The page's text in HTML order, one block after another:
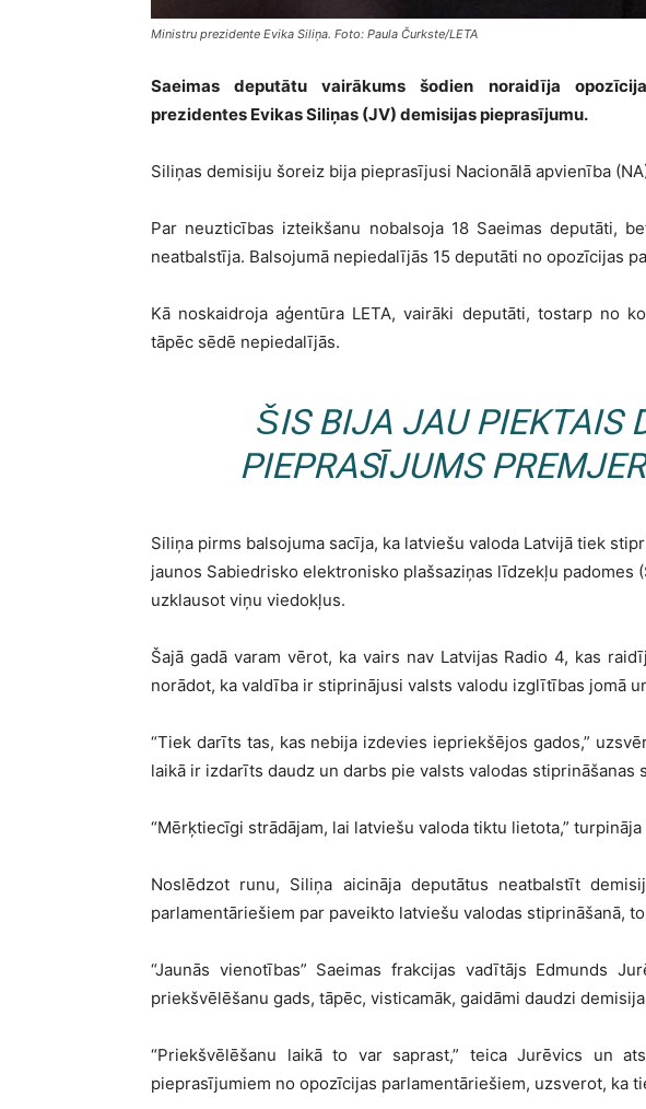
Ministru prezidente Evika Siliņa. Foto: Paula Čurkste/LETA
Saeimas deputātu vair­ākums šodien noraidīja
prezidentes Evikas Siliņas (JV) demisijas pieprasījumu.
Siliņas demisiju šoreiz bija pieprasījusi Nacionālā apvienība
Par neuzticības izteikšanu nobalsoja 18 Saeimas deputāti,
neatbalstīja. Balsojumā nepiedalījās 15 deputāti no opozīcijas
Kā noskaidroja aģentūra LETA, vairāki deputāti, tostarp no
tāpēc sēdē nepiedalījās.
ŠIS BIJA JAU PIEKTAIS
PIEPRASĪJUMS
Siliņa pirms balsojuma sacīja, ka latviešu valoda Latvijā tiek
jaunos Sabiedrisko elektronisko plašsaziņas līdzekļu padomes
uzklausot viņu viedokļus.
Šajā gadā varam vērot, ka vairs nav Latvijas Radio 4, kas
norādot, ka valdība ir stiprinājusi valsts valodu izglītības jomā
“Tiek darīts tas, kas nebija izdevies iepriekšējos gados,”
laikā ir izdarīts daudz un darbs pie valsts valodas stiprināšanas
“Mērķtiecīgi strādājam, lai latviešu valoda tiktu lietota,”
Noslēdzot runu, Siliņa aicināja deputātus neatbalstīt
parlamentāriešiem par paveikto latviešu valodas stiprināšanā,
“Jaunās vienotības” Saeimas frakcijas vadītājs Edmunds
priekšvēlēšanu gads, tāpēc, visticamāk, gaidāmi daudzi
“Priekšvēlēšanu laikā to var saprast,” teica Jurēvics un
pieprasījumiem no opozīcijas parlamentāriešiem, uzsverot, ka